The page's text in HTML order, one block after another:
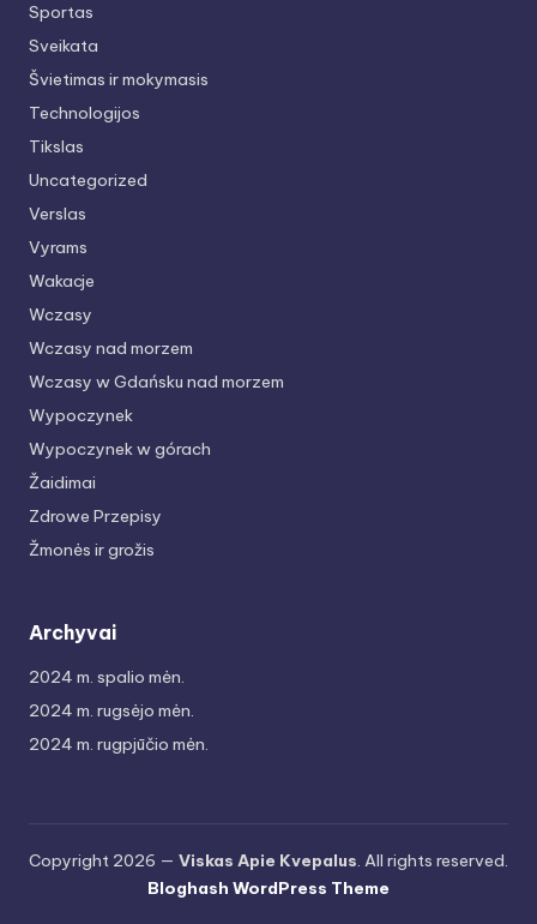
Sportas
Sveikata
Švietimas ir mokymasis
Technologijos
Tikslas
Uncategorized
Verslas
Vyrams
Wakacje
Wczasy
Wczasy nad morzem
Wczasy w Gdańsku nad morzem
Wypoczynek
Wypoczynek w górach
Žaidimai
Zdrowe Przepisy
Žmonės ir grožis
Archyvai
2024 m. spalio mėn.
2024 m. rugsėjo mėn.
2024 m. rugpjūčio mėn.
Copyright 2026 — Viskas Apie Kvepalus. All rights reserved.
Bloghash WordPress Theme